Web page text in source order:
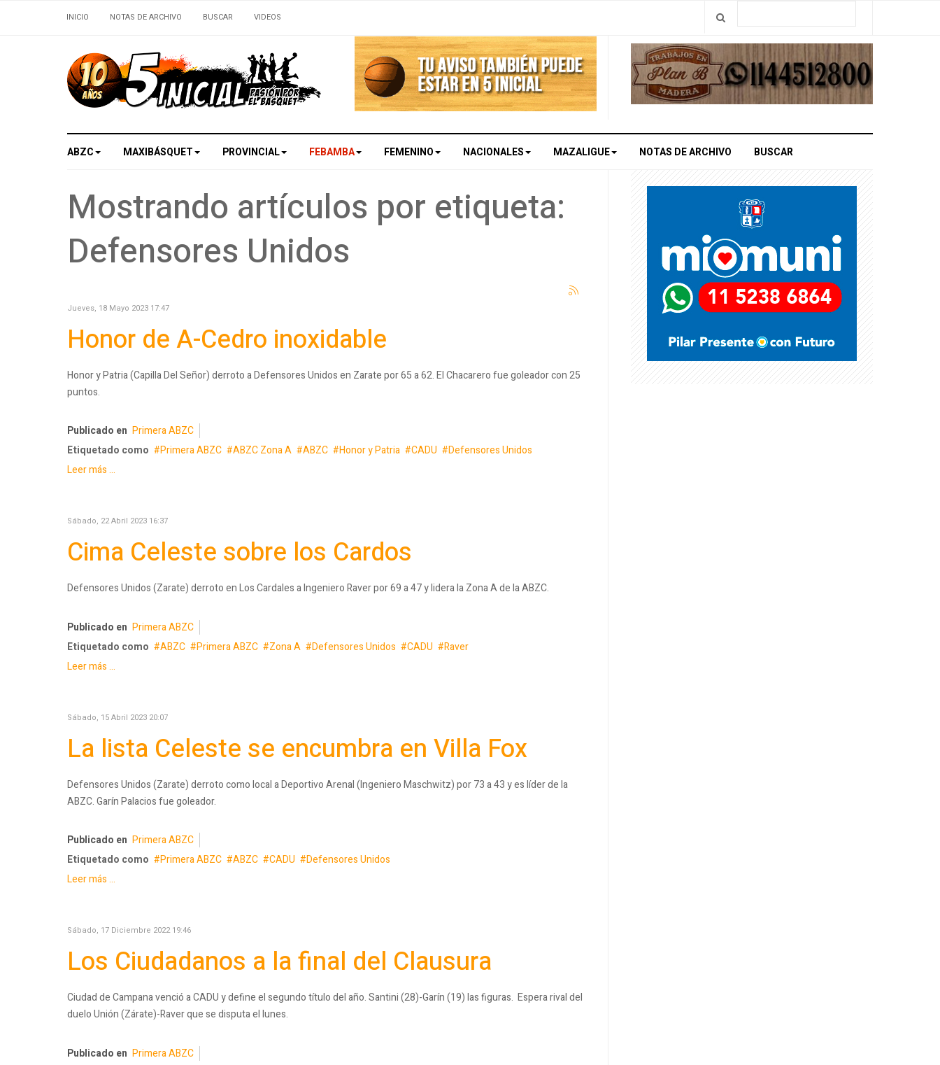
INICIO NOTAS DE ARCHIVO BUSCAR VIDEOS
ABZC MAXIBÁSQUET PROVINCIAL FEBAMBA FEMENINO NACIONALES MAZALIGUE NOTAS DE ARCHIVO BUSCAR
Mostrando artículos por etiqueta:
Defensores Unidos
Jueves, 18 Mayo 2023 17:47
Honor de A-Cedro inoxidable
Honor y Patria (Capilla Del Señor) derroto a Defensores Unidos en Zarate por 65 a 62. El Chacarero fue goleador con 25
puntos.
Publicado en Primera ABZC
Etiquetado como
Primera ABZC ABZC Zona A ABZC Honor y Patria CADU
Defensores Unidos
Leer más ...
Sábado, 22 Abril 2023 16:37
Cima Celeste sobre los Cardos
Defensores Unidos (Zarate) derroto en Los Cardales a Ingeniero Raver por 69 a 47 y lidera la Zona A de la ABZC.
Publicado en Primera ABZC
Etiquetado como
ABZC Primera ABZC Zona A Defensores Unidos CADU
Raver
Leer más ...
Sábado, 15 Abril 2023 20:07
La lista Celeste se encumbra en Villa Fox
Defensores Unidos (Zarate) derroto como local a Deportivo Arenal (Ingeniero Maschwitz) por 73 a 43 y es líder de la
ABZC. Garín Palacios fue goleador.
Publicado en Primera ABZC
Etiquetado como
Primera ABZC ABZC CADU
Defensores Unidos
Leer más ...
Sábado, 17 Diciembre 2022 19:46
Los Ciudadanos a la final del Clausura
Ciudad de Campana venció a CADU y define el segundo título del año. Santini (28)-Garín (19) las figuras. Espera rival del
duelo Unión (Zárate)-Raver que se disputa el lunes.
Publicado en Primera ABZC